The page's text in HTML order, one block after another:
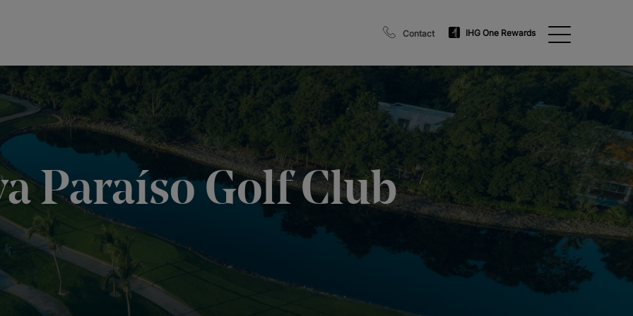
Contact IHG One Rewards
Paraíso Golf Club